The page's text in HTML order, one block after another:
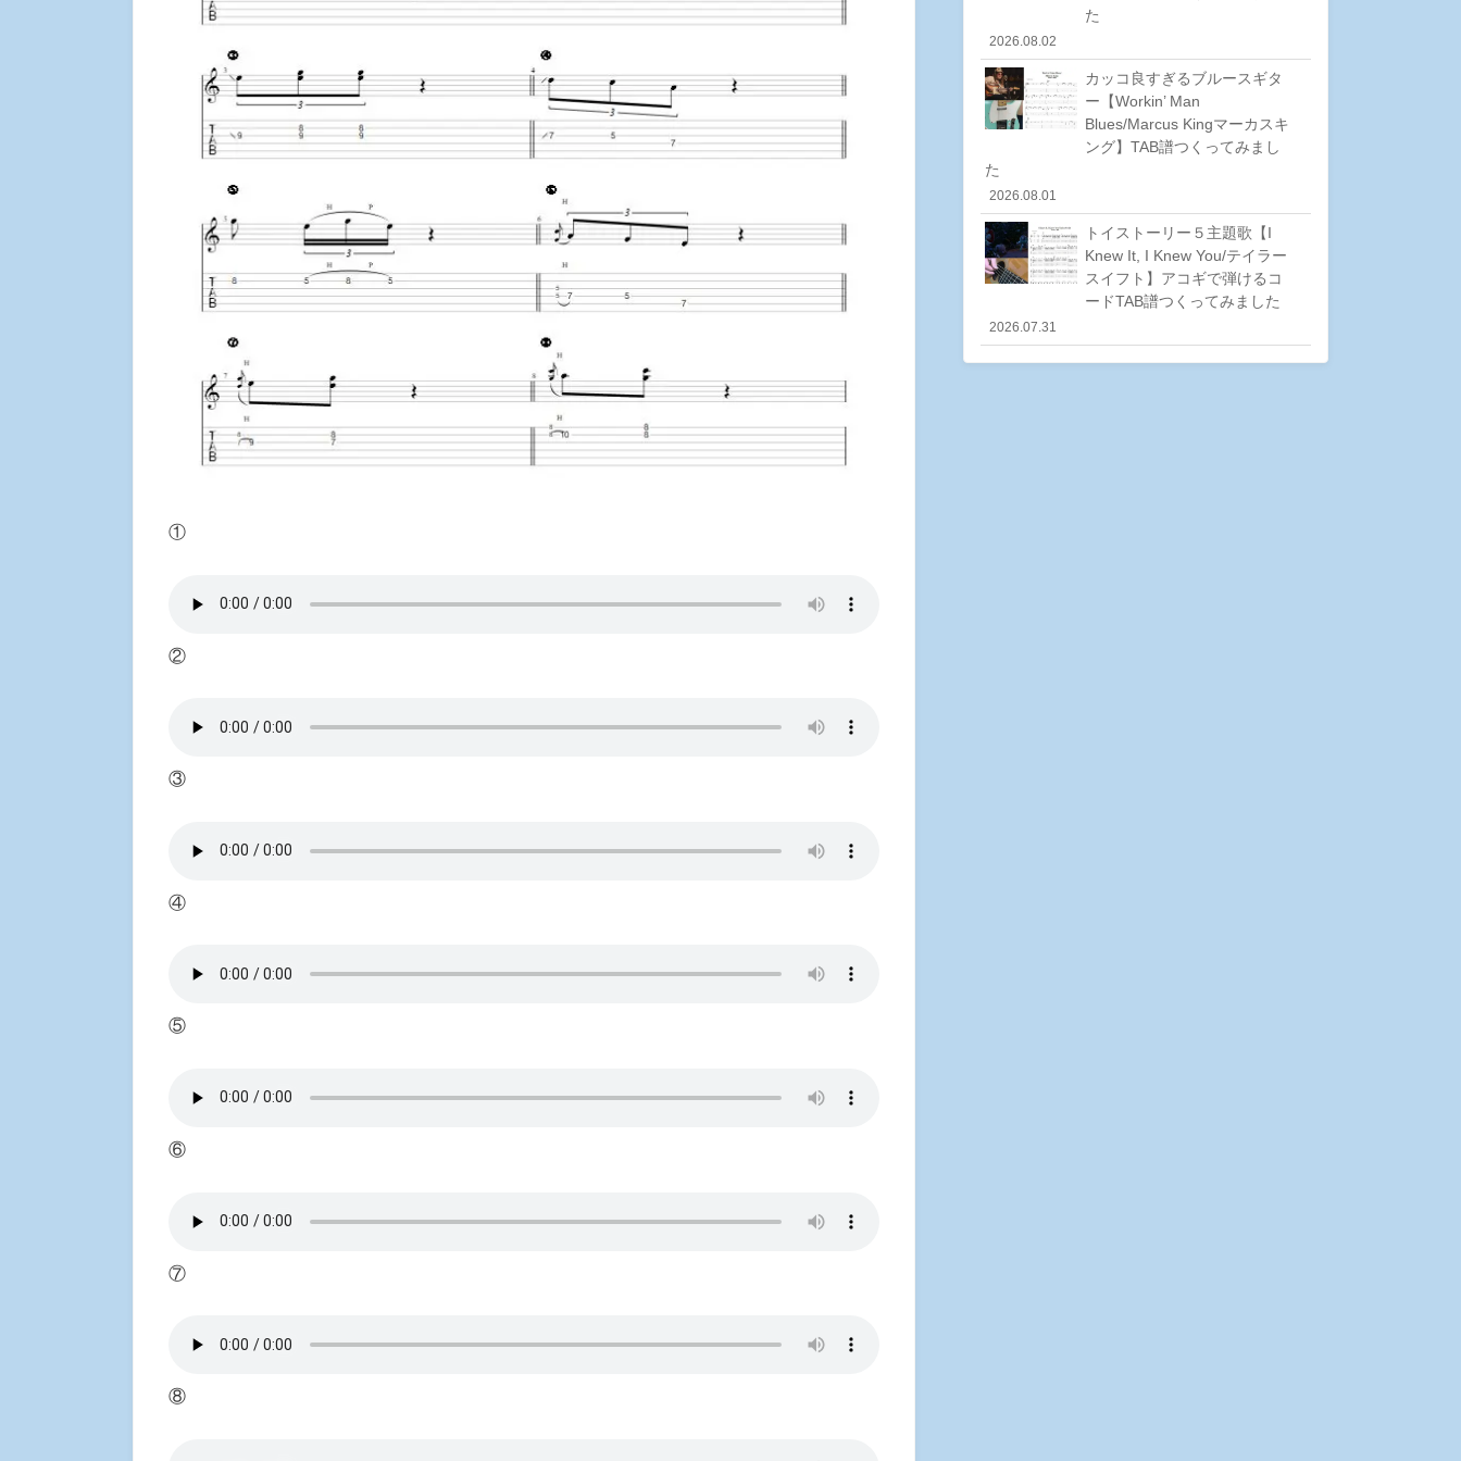
①
②
③
④
⑤
⑥
⑦
⑧
た
2026.08.02
カッコ良すぎるブルースギタ
ー【Workin’ Man
Blues/Marcus Kingマーカスキ
ング】TAB譜つくってみまし
た
2026.08.01
トイストーリー５主題歌【I
Knew It, I Knew You/テイラー
スイフト】アコギで弾けるコ
ードTAB譜つくってみました
2026.07.31